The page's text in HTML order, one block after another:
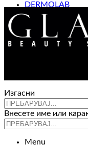
DERMOLAB
МАГАЗИН
Изгасни
Внесете име или
Menu